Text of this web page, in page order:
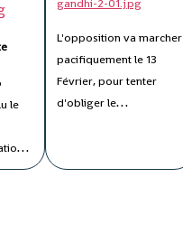
le
des
tard que
jamais
L'opposition va marcher
pacifiquement le 13
Février, pour tenter
d'obliger le
et transparentes